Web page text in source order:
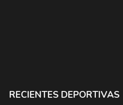
RECIENTES DEPORTIVAS